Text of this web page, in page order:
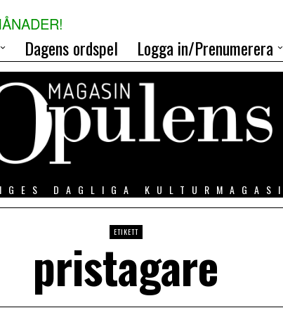
Dagens ordspel Logga in/Prenumerera
DAGLIGA
ETIKETT
pristagare